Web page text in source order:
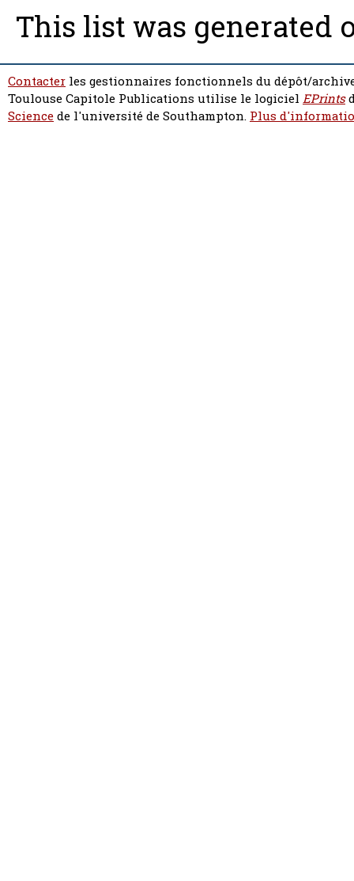
This list was generated
Contacter les gestionnaires fonctionnels du dépôt/
Toulouse Capitole Publications utilise le logiciel EPrints
Sciencede l'université de Southampton. Plus